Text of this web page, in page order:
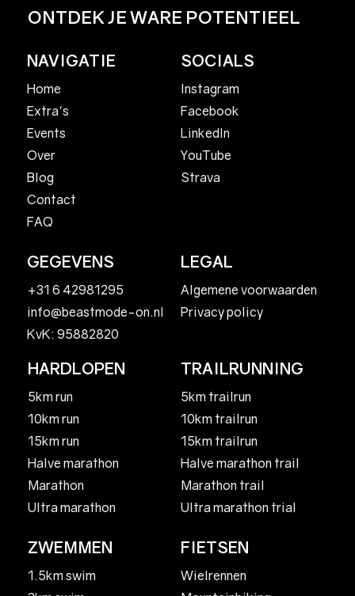
ONTDEK JE WARE POTENTIEEL
HARDLOPEN
5km run
10km run
15km run
Halve marathon
Marathon
Ultra marathon
TRAILRUNNING
5km trailrun
10km trailrun
15km trailrun
Halve marathon trail
Marathon trail
Ultra marathon trial
NAVIGATIE
Home
Extra's
Events
Over
Blog
Contact
FAQ
ZWEMMEN
1.5km swim
SOCIALS
Instagram
Facebook
LinkedIn
YouTube
Strava
FIETSEN
Wielrennen
GEGEVENS
+31 6 42981295
info@beastmode-on.nl
KvK: 95882820
LEGAL
Algemene voorwaarden
Privacy policy